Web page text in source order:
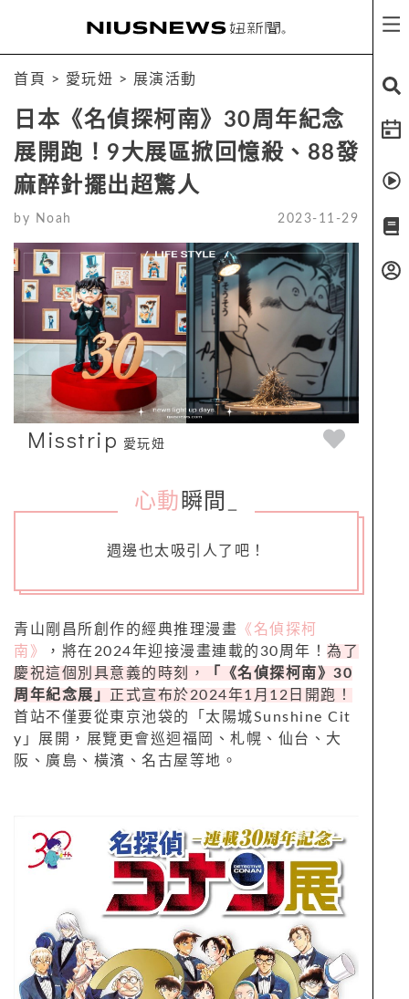
首頁 > 愛玩妞 > 展演活動
日本《名偵探柯南》30周年紀念
展開跑！9大展區掀回憶殺、88發
麻醉針擺出超驚人
by Noah 2023-11-29
Misstrip 愛玩妞
心動 瞬間
週邊也太吸引人了吧！
青山剛昌所創作的經典推理漫畫 《名偵探柯
南》
，將在2024年迎接漫畫連載的30周年！ 為了
慶祝這個別具意義的時刻，
「《名偵探柯南》30
周年紀念展」
正式宣布於2024年1月12日開跑！
首站不僅要從東京池袋的「太陽城Sunshine Cit
y」展開，展覽更會巡迴福岡、札幌、仙台、大
阪、廣島、橫濱、名古屋等地。